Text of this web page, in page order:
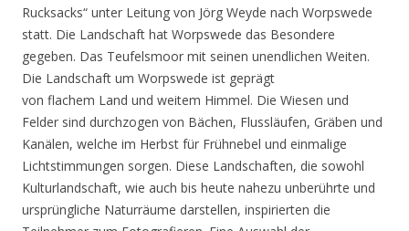
Rucksacks“ unter Leitung von Jörg Weyde nach Worpswede
statt. Die Landschaft hat Worpswede das Besondere
gegeben. Das Teufelsmoor mit seinen unendlichen Weiten.
Die Landschaft um Worpswede ist geprägt
von flachem Land und weitem Himmel. Die Wiesen und
Felder sind durchzogen von Bächen, Flussläufen, Gräben und
Kanälen, welche im Herbst für Frühnebel und einmalige
Lichtstimmungen sorgen. Diese Landschaften, die sowohl
Kulturlandschaft, wie auch bis heute nahezu unberührte und
ursprüngliche Naturräume darstellen, inspirierten die